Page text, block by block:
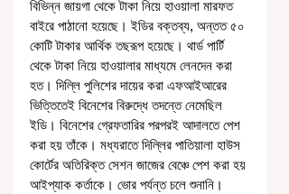
বিভিন্ন জায়গা থেকে টাকা নিয়ে হাওয়ালা মারফত
বাইরে পাঠানো হয়েছে। ইডির বক্তব্য, অন্তত ৫০
কোটি টাকার আর্থিক তছরূপ হয়েছে। থার্ড পার্টি
থেকে টাকা নিয়ে হাওয়ালার মাধ্যমে লেনদেন করা
হত। দিল্লি পুলিশের দায়ের করা এফআইআরের
ভিত্তিতেই বিনেশের বিরুদ্ধে তদন্তে নেমেছিল
ইডি। বিনেশের গ্রেফতারির পরপরই আদালতে পেশ
করা হয় তাঁকে। মধ্যরাতে দিল্লির পাতিয়ালা হাউস
কোর্টের অতিরিক্ত সেশন জাজের বেঞ্চে পেশ করা হয়
আইপ্যাক কর্তাকে। ভোর পর্যন্ত চলে শুনানি।